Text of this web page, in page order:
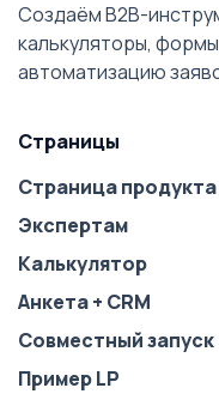
Создаём B2B-
калькуляторы,
автоматизацию
Страницы
Страница продукта
Экспертам
Калькулятор
Анкета + CRM
Совместный запуск
Пример LP